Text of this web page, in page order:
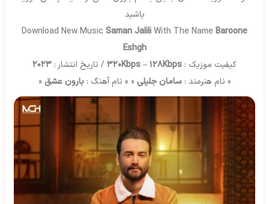
باشید
Download New Music Saman JaliliWith The Name Baroone
Eshgh
کیفیت موزیک :320Kbps – 128Kbps / تاریخ انتشار :2023
» نام هنرمند :سامان جلیلی « » نام آهنگ :بارون عشق «